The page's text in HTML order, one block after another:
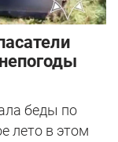
беды по
лето в этом